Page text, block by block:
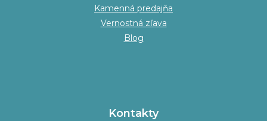
Kamenná predajňa
Vernostná zľava
Blog
Kontakty